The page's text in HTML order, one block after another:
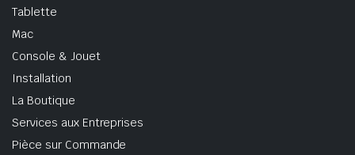
Tablette
Mac
Console & Jouet
Installation
La Boutique
Services aux Entreprises
Pièce sur Commande